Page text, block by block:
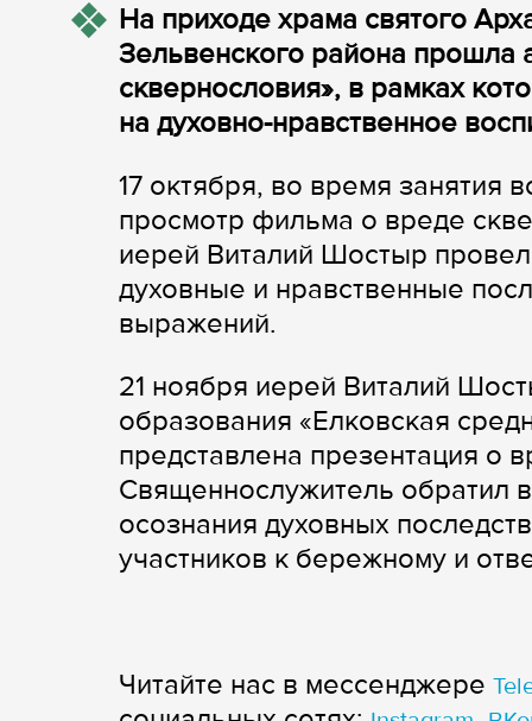
На приходе храма святого
Зельвенского района прошла
сквернословия», в рамках
на духовно-нравственное
17 октября, во время занятия
просмотр фильма о вреде
иерей Виталий Шостыр
духовные и нравственные
выражений.
21 ноября иерей Виталий
образования «Елковская
представлена презентация о
Священнослужитель обратил
осознания духовных
участников к бережному и
Читайте нас в мессенджере